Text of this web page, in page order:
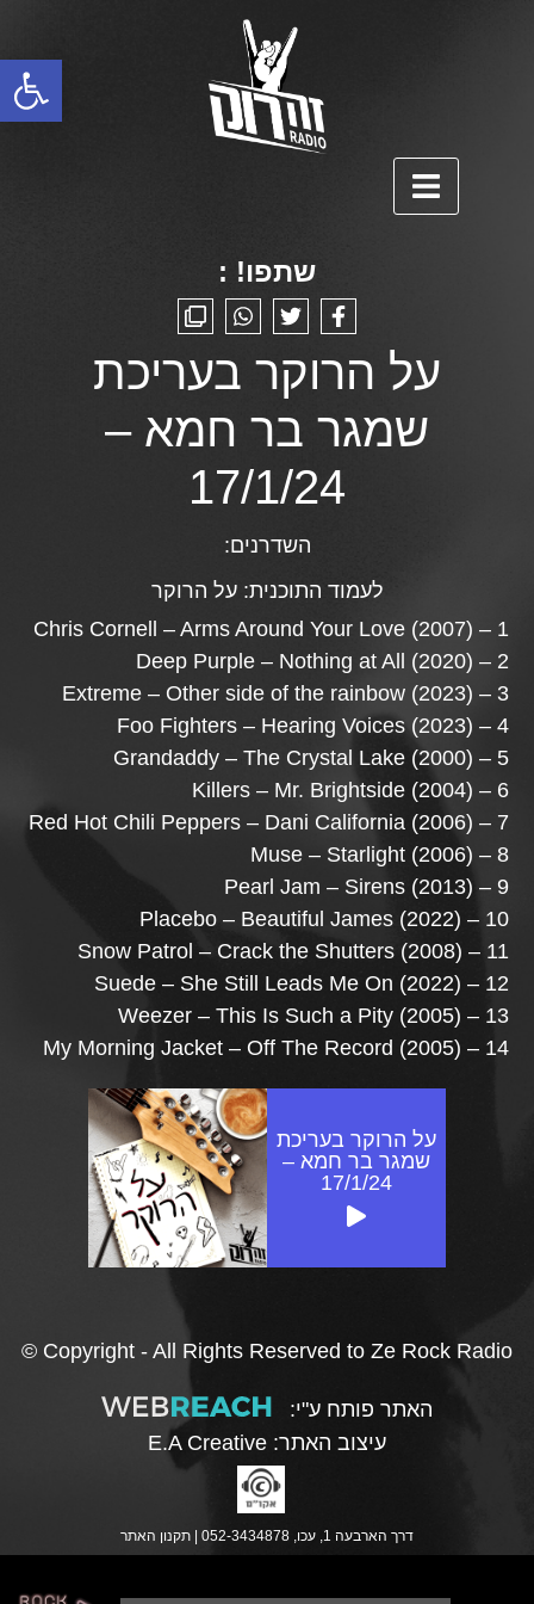
פתח סרגל נגישות
שתפו! :
על הרוקר בעריכת
שמגר בר חמא –
17/1/24
השדרנים:
לעמוד התוכנית:על הרוקר
1 – Chris Cornell – Arms Around Your Love (2007)
2 – Deep Purple – Nothing at All (2020)
3 – Extreme – Other side of the rainbow (2023)
4 – Foo Fighters – Hearing Voices (2023)
5 – Grandaddy – The Crystal Lake (2000)
6 – Killers – Mr. Brightside (2004)
7 – Red Hot Chili Peppers – Dani California (2006)
8 – Muse – Starlight (2006)
9 – Pearl Jam – Sirens (2013)
10 – Placebo – Beautiful James (2022)
11 – Snow Patrol – Crack the Shutters (2008)
12 – Suede – She Still Leads Me On (2022)
13 – Weezer – This Is Such a Pity (2005)
14 – My Morning Jacket – Off The Record (2005)
על הרוקר בעריכת
שמגר בר חמא –
17/1/24
© Copyright - All Rights Reserved to Ze Rock Radio
האתר פותח ע"י:
עיצוב האתר: E.A Creative
דרך הארבעה 1, עכו, 052-3434878 | תקנון האתר